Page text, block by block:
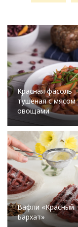
Красная фасоль
тушеная с мясом
овощами
Вафли «Красный
Бархат»